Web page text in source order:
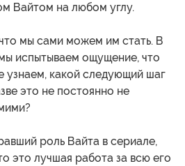
Вайтом на любом углу.
мы сами можем им стать. В
испытываем ощущение, что
узнаем, какой следующий шаг
это не постоянно не
роль Вайта в сериале,
это лучшая работа за всю его